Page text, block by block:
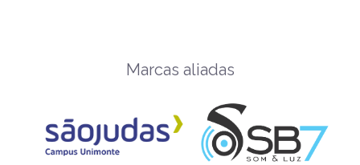
Marcas aliadas